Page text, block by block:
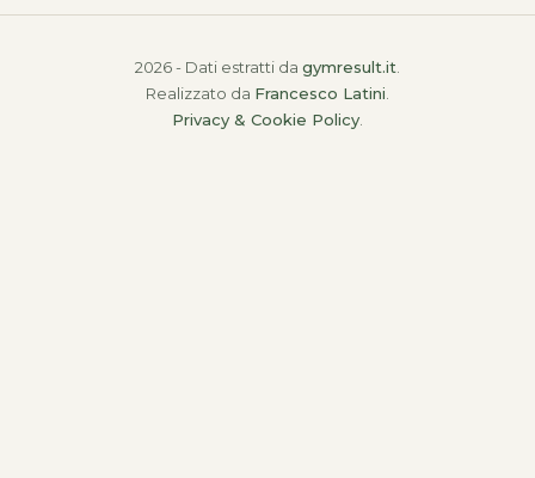
2026 - Dati estratti da gymresult.it
Realizzato da Francesco Latini
Privacy & Cookie Policy